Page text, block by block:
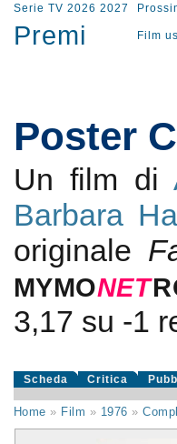
Serie TV 2026 2027
Premi Film
Poster
Un film di
Barbara
originale
MYMONET
3,17 su -1
Scheda Critica
Home » Film » 1976 »